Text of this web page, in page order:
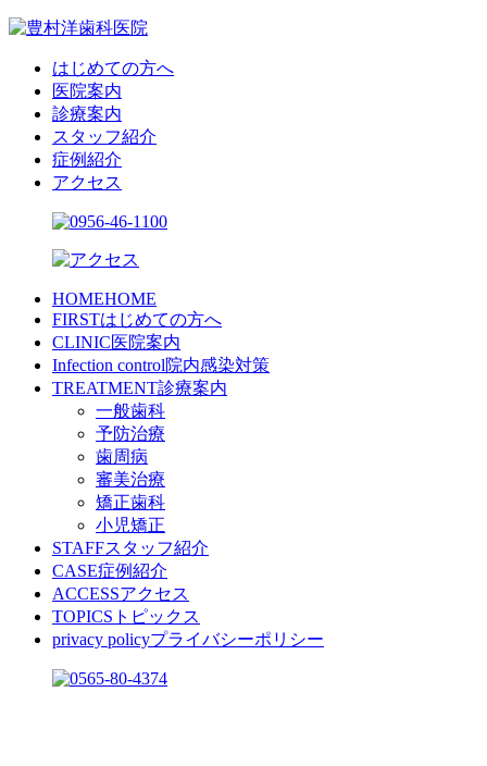
はじめての方へ
医院案内
診療案内
スタッフ紹介
症例紹介
アクセス
HOMEHOME
FIRSTはじめての方へ
CLINIC医院案内
Infection control院内感染対策
TREATMENT診療案内
一般歯科
予防治療
歯周病
審美治療
矯正歯科
小児矯正
STAFFスタッフ紹介
CASE症例紹介
ACCESSアクセス
TOPICS トピックス
privacy policyプライバシーポリシー